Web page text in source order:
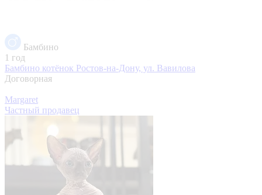
Бамбино
1 год
Бамбино котёнок Ростов-на-Дону, ул. Вавилова
Договорная
Margaret
Частный продавец